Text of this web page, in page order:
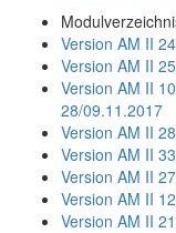
Version AM II
Version AM II
Version AM II
28/09.11.2017
Version AM II
Version AM II
Version AM II
Version AM II
Version AM II